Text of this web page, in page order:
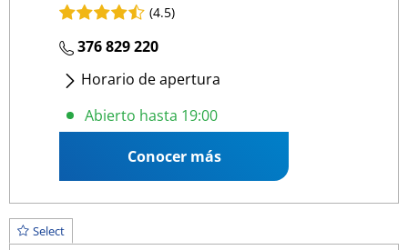
(4.5)
376 829 220
Horario de apertura
Lunes- Viernes:09:00 13:00
Sábado:09:00 15:00
Abierto hasta 19:00
Conocer más
Select